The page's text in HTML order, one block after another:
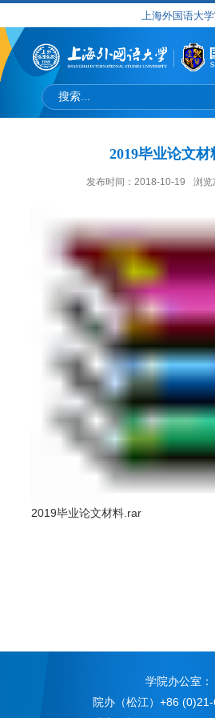
上海外国语大
2019毕业论文
发布时间：2018-10-19 浏览
2019毕业论文材料.rar
学院办公室：
院办（松江）+86